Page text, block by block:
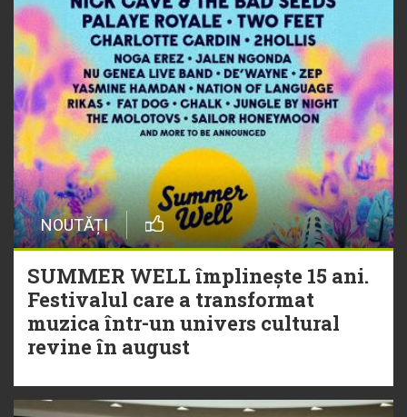
NOUTĂȚI
SUMMER WELL împlinește 15 ani.
Festivalul care a transformat
muzica într-un univers cultural
revine în august